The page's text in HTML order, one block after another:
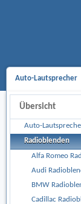
Auto-Lautsprecher
Aktivsystemadapter
Übersicht
Auto-
Radioblenden
Alfa Romeo
Audi
BMW
Cadillac